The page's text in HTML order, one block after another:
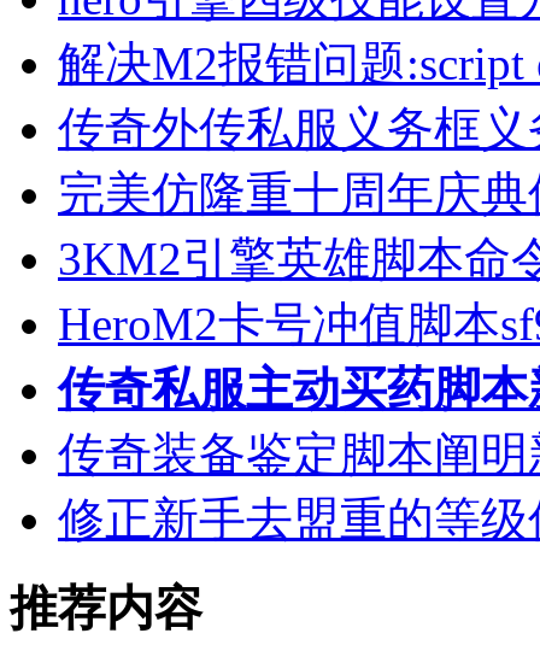
解决M2报错问题:script
传奇外传私服义务框
完美仿隆重十周年庆
3KM2引擎英雄脚本命
HeroM2卡号冲值脚本
传奇私服主动买药脚
传奇装备鉴定脚本阐
修正新手去盟重的等
推荐内容